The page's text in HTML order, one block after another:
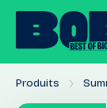
Produits